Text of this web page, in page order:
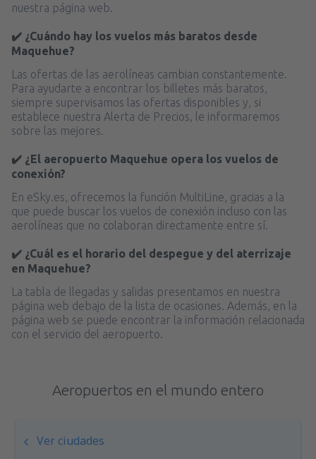
nuestra página web.
✔️ ¿Cuándo hay los vuelos más baratos desde
Maquehue?
Las ofertas de las aerolíneas cambian constantemente.
Para ayudarte a encontrar los billetes más baratos,
siempre supervisamos las ofertas disponibles y, si
establece nuestra Alerta de Precios, le informaremos
sobre las mejores.
✔️ ¿El aeropuerto Maquehue opera los vuelos de
conexión?
En eSky.es, ofrecemos la función MultiLine, gracias a la
que puede buscar los vuelos de conexión incluso con las
aerolíneas que no colaboran directamente entre sí.
✔️ ¿Cuál es el horario del despegue y del aterrizaje
en Maquehue?
La tabla de llegadas y salidas presentamos en nuestra
página web debajo de la lista de ocasiones. Además, en la
página web se puede encontrar la información relacionada
con el servicio del aeropuerto.
Aeropuertos en el mundo entero
Ver ciudades